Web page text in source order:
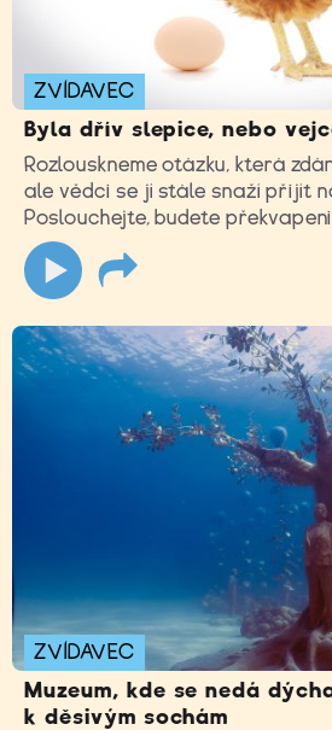
ZVÍDAVEC
Byla dřív slepice, nebo
Rozlouskneme otázku, která
ale vědci se jí stále snaží přijít
Poslouchejte, budete
ZVÍDAVEC
Muzeum, kde se nedá
k děsivým sochám